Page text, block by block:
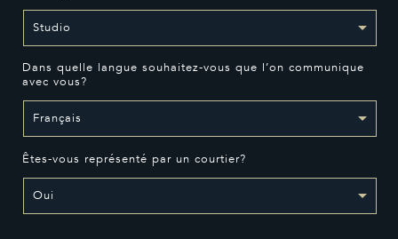
Dans quelle langue souhaitez-vous que l’on communique
avec vous?
Êtes-vous représenté par un courtier?